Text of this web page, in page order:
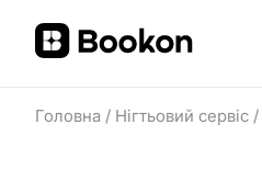
Головна / Нігтьовий сервіс /